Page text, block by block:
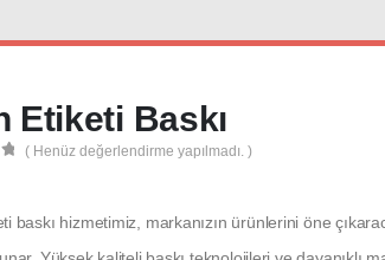
Etiketi Baskı
( Henüz değerlendirme yapılmadı. )
baskı hizmetimiz, markanızın ürünlerini öne